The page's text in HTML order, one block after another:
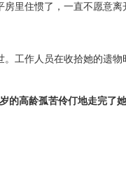
里住惯了，一直不愿意离
工作人员在收拾她的遗物
的高龄孤苦伶仃地走完了